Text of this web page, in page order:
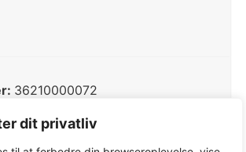
dit privatliv
36210000072